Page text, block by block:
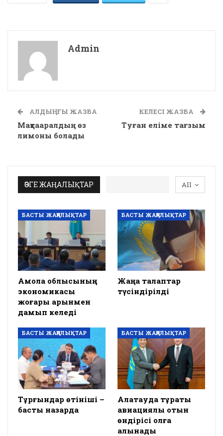
Admin
АЛДЫҢҒЫ ЖАЗБА
Мақтааралдың өз
лимоны болады
КЕЛЕСІ ЖАЗБА
Туған еліме тағзым
All
ӨЗГЕ ЖАҢАЛЫҚТАР
БАСТЫ ЖАҢАЛЫҚТАР
Ақмола облысының
экономикасы
жоғары қарқынмен
дамып келеді
БАСТЫ ЖАҢАЛЫҚТАР
Жаңа талаптар
түсіндірілді
БАСТЫ ЖАҢАЛЫҚТАР
Тұрғындар өтініші –
басты назарда
БАСТЫ ЖАҢАЛЫҚТАР
Алатауда тұрақты
авиациялық отын
өндірісі қолға
алынады